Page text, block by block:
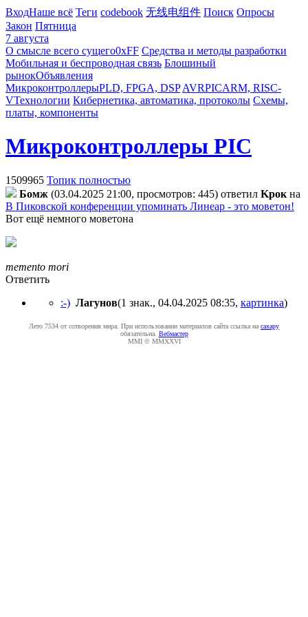
ВходНаше всё Теги codebook 无线电组件 Поиск Опросы
Закон Пятница
7 августа
О смысле всего сущего0xFF Средства и методы разработки
Мобильная и беспроводная связь Блошиный
рынокОбъявления
МикроконтроллерыPLD, FPGA, DSP AVRPICARM, RISC-
VТехнологии Кибернетика, автоматика, протоколы Схемы,
платы, компоненты
Микроконтроллеры PIC
1509965 Топик полностью
Бoмж (03.04.2025 21:00, просмотров: 445) ответил Kpoк на
В Пиковской конференции упоминать Линеар - это моветон!
Вот ещё немного моветона
memento mori
Ответить
:-) Лaгyнoв(1 знак., 04.04.2025 08:35, картинка)
Лето 7534 от сотворения мира. При использовании материалов сайта ссылка на caxapу
обязательна. Вебмастер
MMI © MMXXVI